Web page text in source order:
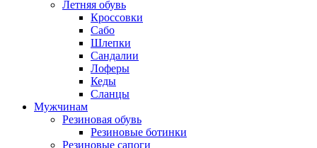
Летняя обувь
Кроссовки
Сабо
Шлепки
Сандалии
Лоферы
Кеды
Сланцы
Мужчинам
Резиновая обувь
Резиновые ботинки
Резиновые сапоги